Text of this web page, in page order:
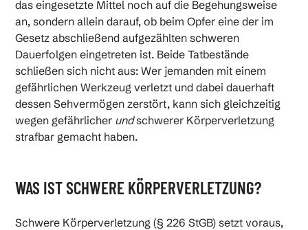
das eingesetzte Mittel noch auf die Begehungsweise
an, sondern allein darauf, ob beim Opfer eine der im
Gesetz abschließend aufgezählten schweren
Dauerfolgen eingetreten ist. Beide Tatbestände
schließen sich nicht aus: Wer jemanden mit einem
gefährlichen Werkzeug verletzt und dabei dauerhaft
dessen Sehvermögen zerstört, kann sich gleichzeitig
wegen gefährlicher undschwerer Körperverletzung
strafbar gemacht haben.
WAS IST SCHWERE KÖRPERVERLETZUNG?
Schwere Körperverletzung (§ 226 StGB) setzt voraus,